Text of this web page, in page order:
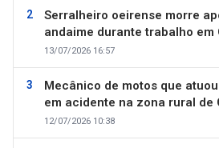
Serralheiro oeirense morre
andaime durante trabalho em
13/07/2026 16:57
Mecânico de motos que
em acidente na zona rural de
12/07/2026 10:38